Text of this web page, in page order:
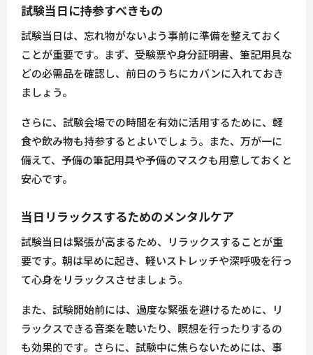
試験当日に持参すべきもの
試験当日は、忘れ物がないよう事前に準備を整えておく
ことが重要です。まず、受験票や身分証明書、筆記用具な
どの必需品を確認し、前日のうちにカバンに入れておき
ましょう。
さらに、試験会場での時間を有効に活用するために、軽
食や飲み物も持参するとよいでしょう。また、万が一に
備えて、予備の筆記用具や予備のマスクも用意しておくと
安心です。
当日リラックスするためのメンタルケア
試験当日は緊張が高まるため、リラックスすることが重
要です。朝は早めに起き、軽いストレッチや深呼吸を行っ
て心身をリラックスさせましょう。
また、試験開始前には、過度な緊張を避けるために、リ
ラックスできる音楽を聴いたり、瞑想を行ったりするの
も効果的です。さらに、試験中に焦らないためには、事